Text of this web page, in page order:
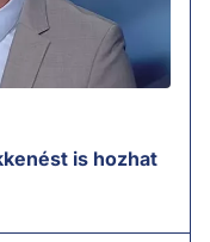
is hozhat